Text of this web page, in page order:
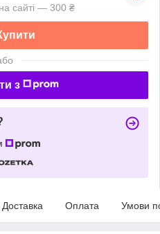
сайті — 300 ₴
з
Доставка Оплата Умови